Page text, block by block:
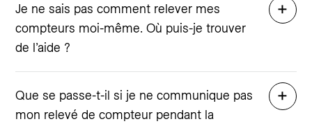
Je ne sais pas comment relever mes
compteurs moi-même. Où puis-je trouver
de l’aide ?
Que se passe-t-il si je ne communique pas
mon relevé de compteur pendant la